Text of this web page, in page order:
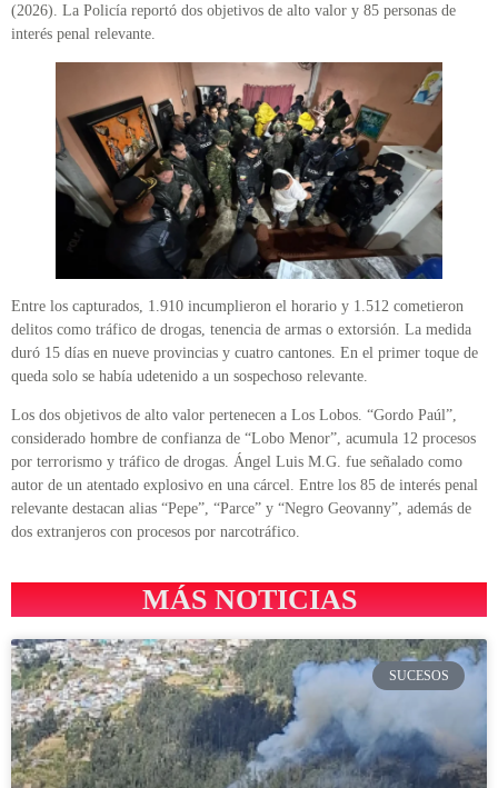
(2026). La Policía reportó dos objetivos de alto valor y 85 personas de
interés penal relevante.
Entre los capturados, 1.910 incumplieron el horario y 1.512 cometieron
delitos como tráfico de drogas, tenencia de armas o extorsión. La medida
duró 15 días en nueve provincias y cuatro cantones. En el primer toque de
queda solo se había udetenido a un sospechoso relevante.
Los dos objetivos de alto valor pertenecen a Los Lobos. “Gordo Paúl”,
considerado hombre de confianza de “Lobo Menor”, acumula 12 procesos
por terrorismo y tráfico de drogas. Ángel Luis M.G. fue señalado como
autor de un atentado explosivo en una cárcel. Entre los 85 de interés penal
relevante destacan alias “Pepe”, “Parce” y “Negro Geovanny”, además de
dos extranjeros con procesos por narcotráfico.
MÁS NOTICIAS
SUCESOS